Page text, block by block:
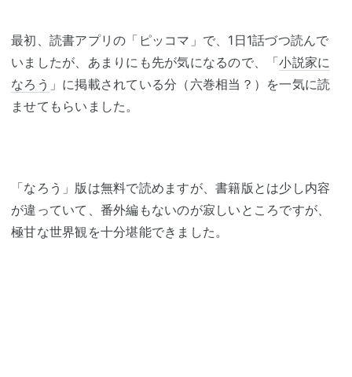
最初、読書アプリの「ピッコマ」で、1日1話づつ読んで
いましたが、あまりにも先が気になるので、「小説家に
なろう 」に掲載されている分（六巻相当？）を一気に読
ませてもらいました。
「なろう」版は無料で読めますが、書籍版とは少し内容
が違っていて、番外編もないのが寂しいところですが、
極甘な世界観を十分堪能できました。